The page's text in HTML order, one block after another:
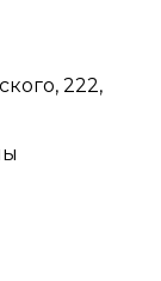
222,